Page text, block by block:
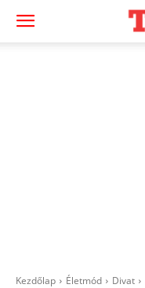
Kezdőlap Életmód Divat